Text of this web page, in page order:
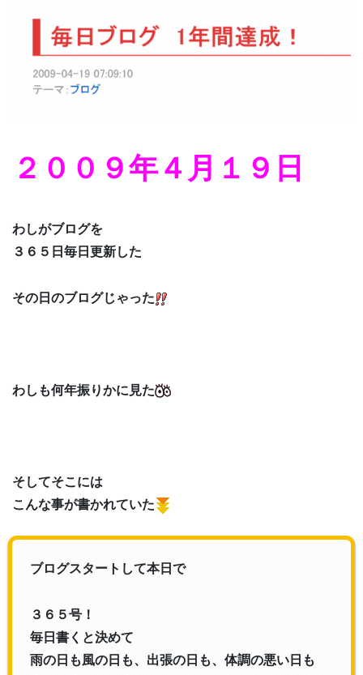
２００９年４月１９日
わしがブログを
３６５日毎日更新した
その日のブログじゃった
わしも何年振りかに見た
そしてそこには
こんな事が書かれていた
ブログスタートして本日で
３６５号！
毎日書くと決めて
雨の日も風の日も、出張の日も、体調の悪い日も